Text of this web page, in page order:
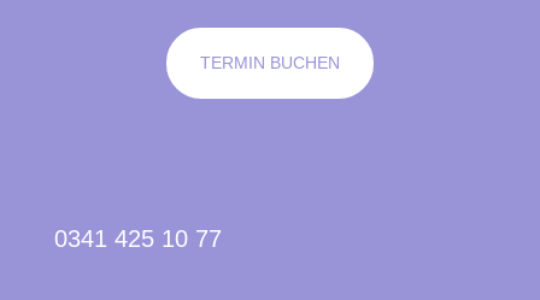
TERMIN BUCHEN
0341 425 10 77